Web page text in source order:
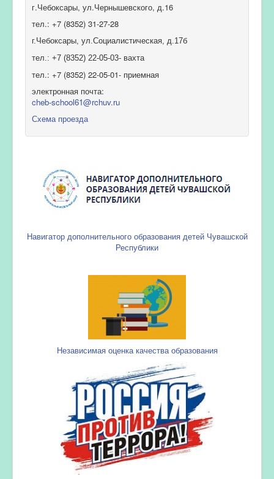
г.Чебоксары, ул.Чернышевского, д.16
тел.: +7 (8352) 31-27-28
г.Чебоксары, ул.Социалистическая, д.17б
тел.: +7 (8352) 22-05-03- вахта
тел.: +7 (8352) 22-05-01- приемная
электронная почта:
cheb-school61@rchuv.ru
Схема проезда
Навигатор дополнительного образования детей Чувашской
Республики
Независимая оценка качества образования